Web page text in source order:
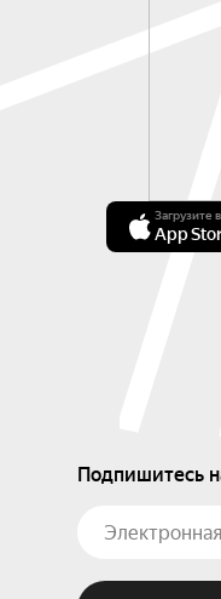
Загрузите в
App
Подпишитесь